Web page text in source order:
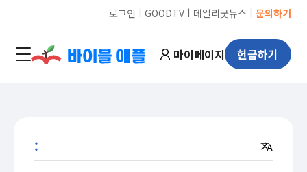
로그인 ㅣ GOODTVㅣ 데일리굿뉴스 ㅣ 문의하기
마이페이지 헌금하기
: